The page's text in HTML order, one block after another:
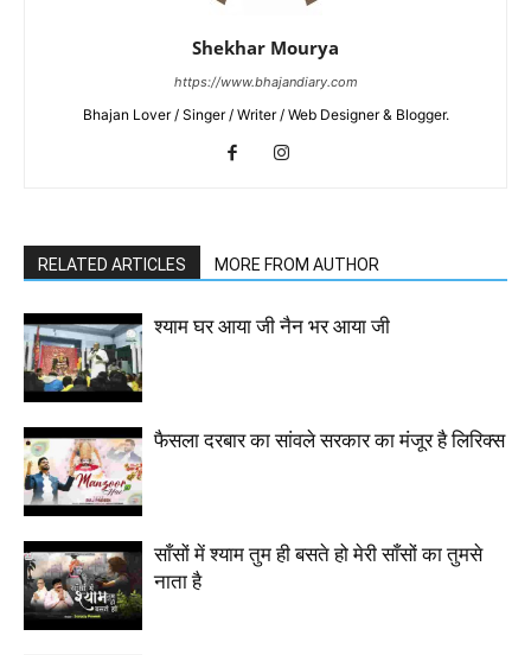
Shekhar Mourya
https://www.bhajandiary.com
Bhajan Lover / Singer / Writer / Web Designer & Blogger.
RELATED ARTICLES MORE FROM AUTHOR
श्याम घर आया जी नैन भर आया जी
फैसला दरबार का सांवले सरकार का मंजूर है लिरिक्स
साँसों में श्याम तुम ही बसते हो मेरी साँसों का तुमसे
नाता है